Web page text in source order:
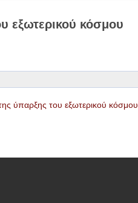
εξωτερικού κόσμου
ύπαρξης του εξωτερικού κόσμου